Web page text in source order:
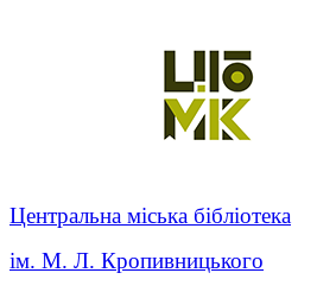
Центральна міська бібліотека
ім. М. Л. Кропивницького